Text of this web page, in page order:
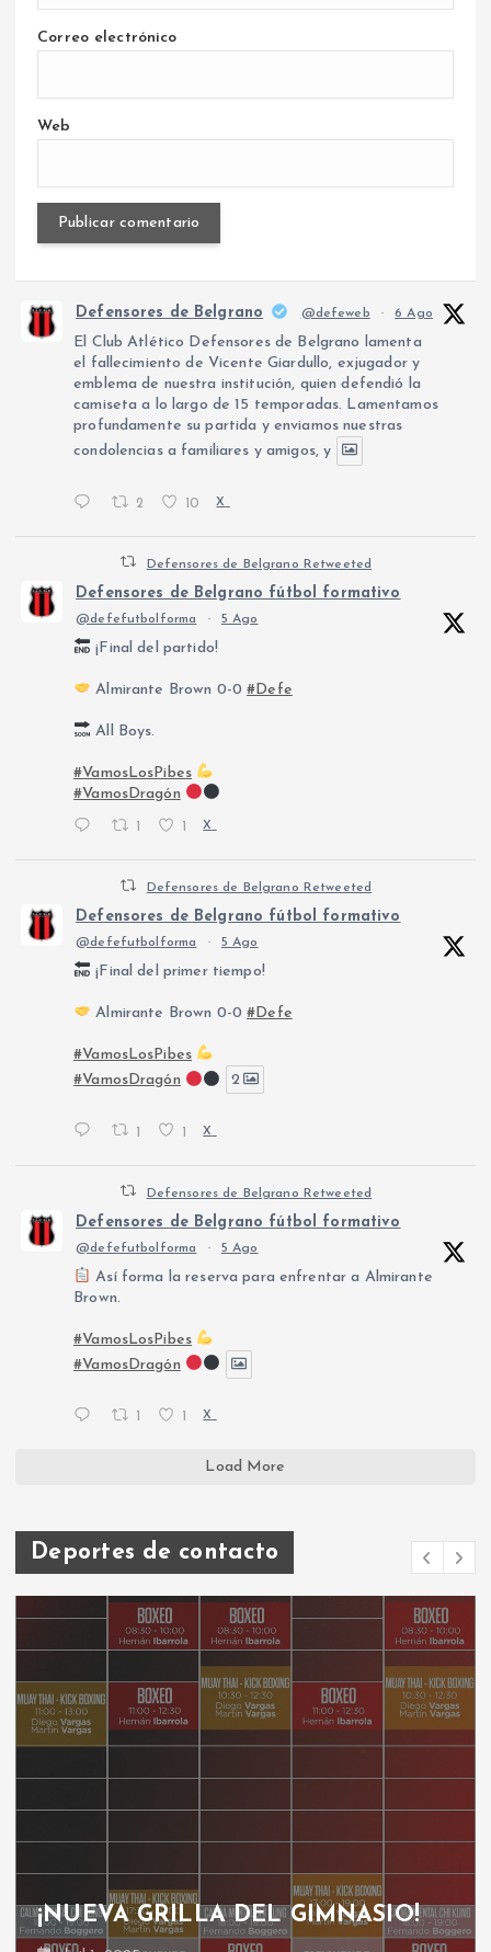
Correo electrónico
Web
Defensores de Belgrano @defeweb · 6 Ago
El Club Atlético Defensores de Belgrano lamenta
el fallecimiento de Vicente Giardullo, exjugador y
emblema de nuestra institución, quien defendió la
camiseta a lo largo de 15 temporadas. Lamentamos
profundamente su partida y enviamos nuestras
condolencias a familiares y amigos, y
2 10 X
Defensores de Belgrano Retweeted
Defensores de Belgrano fútbol formativo
@defefutbolforma · 5 Ago
¡Final del partido!
Almirante Brown 0-0#Defe
All Boys.
#VamosLosPibes
#VamosDragón
1 1 X
Defensores de Belgrano Retweeted
Defensores de Belgrano fútbol formativo
@defefutbolforma · 5 Ago
¡Final del primer tiempo!
Almirante Brown 0-0#Defe
#VamosLosPibes
#VamosDragón
2
1 1 X
Defensores de Belgrano Retweeted
Defensores de Belgrano fútbol formativo
@defefutbolforma · 5 Ago
Así forma la reserva para enfrentar a Almirante
Brown.
#VamosLosPibes
#VamosDragón
X
Load More
Deportes de contacto
¡NUEVA GRILLA DEL GIMNASIO!